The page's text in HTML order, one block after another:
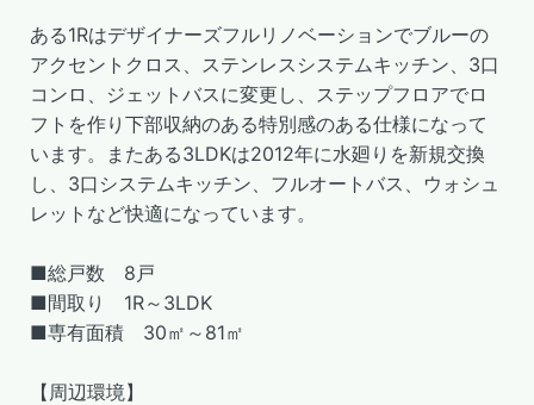
ある1Rはデザイナーズフルリノベーションでブルーの
アクセントクロス、ステンレスシステムキッチン、3口
コンロ、ジェットバスに変更し、ステップフロアでロ
フトを作り下部収納のある特別感のある仕様になって
います。またある3LDKは2012年に水廻りを新規交換
し、3口システムキッチン、フルオートバス、ウォシュ
レットなど快適になっています。
■総戸数 8戸
■間取り 1R～3LDK
■専有面積 30㎡～81㎡
【周辺環境】